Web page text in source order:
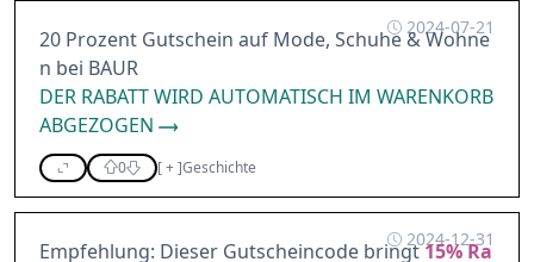
2024-07-21
20 Prozent Gutschein auf Mode, Schuhe & Wohne
n bei BAUR
DER RABATT WIRD AUTOMATISCH IM WARENKORB
ABGEZOGEN
0 [+]Geschichte
2024-12-31
Empfehlung: Dieser Gutscheincode bringt15%Ra